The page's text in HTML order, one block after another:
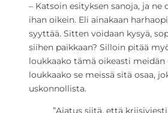
– Katsoin esityksen sanoja, ja
ihan oikein. Eli ainakaan
syyttää. Sitten voidaan kysyä,
siihen paikkaan? Silloin pitää
loukkaako tämä oikeasti meidän
loukkaako se meissä sitä osaa,
uskonnollista.
”Ajatus siitä, että